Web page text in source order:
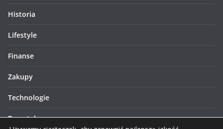
Historia
Lifestyle
Finanse
Zakupy
Technologie
Turystyka